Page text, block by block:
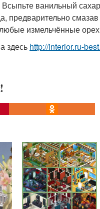
ванильный
предварительно
измельчённые
здесь http://interior.ru-